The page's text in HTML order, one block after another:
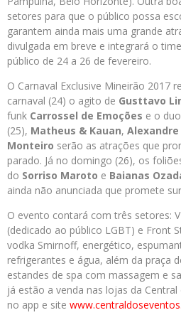
setores para que o público possa
garantem ainda mais uma grande
divulgada em breve e integrará o
público de 24 a 26 de fevereiro.
O Carnaval Exclusive Mineirão 2017
carnaval (24) o agito de Gusttavo
funk Carrossel de Emoções e o
(25), Matheus & Kauan, Alexandre
Monteiro serão as atrações que
parado. Já no domingo (26), os
do Sorriso Maroto e Baianas
ainda não anunciada que promete
O evento contará com três setores:
(dedicado ao público LGBT) e Front
vodka Smirnoff, energético,
refrigerantes e água, além da praça
estandes de spa com massagem e
já estão a venda nas lojas da
no app e site